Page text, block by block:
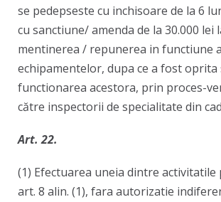
se pedepseste cu inchisoare de la 6
cu sanctiune/ amenda de la 30.000 lei
mentinerea / repunerea in functiune
echipamentelor, dupa ce a fost oprita
functionarea acestora, prin proces-
către inspectorii de specialitate din
Art. 22.
(1) Efectuarea uneia dintre activitatile
art. 8 alin. (1), fara autorizatie